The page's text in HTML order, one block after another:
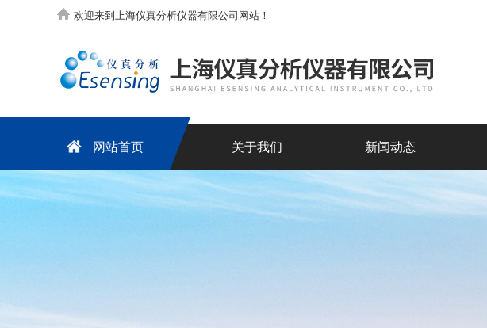
欢迎来到上海仪真分析仪器有限公司网站！
网站首页 关于我们 新闻动态